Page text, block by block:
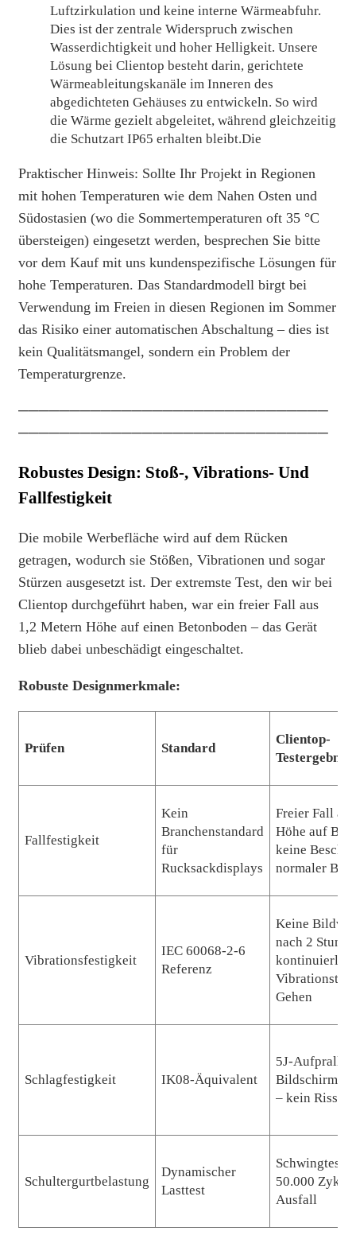
Luftzirkulation und keine interne Wärmeabfuhr.
Dies ist der zentrale Widerspruch zwischen
Wasserdichtigkeit und hoher Helligkeit. Unsere
Lösung bei Clientop besteht darin, gerichtete
Wärmeableitungskanäle im Inneren des
abgedichteten Gehäuses zu entwickeln. So wird
die Wärme gezielt abgeleitet, während gleichzeitig
die Schutzart IP65 erhalten bleibt.Die
Praktischer Hinweis: Sollte Ihr Projekt in Regionen
mit hohen Temperaturen wie dem Nahen Osten und
Südostasien (wo die Sommertemperaturen oft 35 °C
übersteigen) eingesetzt werden, besprechen Sie bitte
vor dem Kauf mit uns kundenspezifische Lösungen für
hohe Temperaturen. Das Standardmodell birgt bei
Verwendung im Freien in diesen Regionen im Sommer
das Risiko einer automatischen Abschaltung – dies ist
kein Qualitätsmangel, sondern ein Problem der
Temperaturgrenze.
──────────────────────────────
──────────────────────────────
Robustes Design: Stoß-, Vibrations- Und
Fallfestigkeit
Die mobile Werbefläche wird auf dem Rücken
getragen, wodurch sie Stößen, Vibrationen und sogar
Stürzen ausgesetzt ist. Der extremste Test, den wir bei
Clientop durchgeführt haben, war ein freier Fall aus
1,2 Metern Höhe auf einen Betonboden – das Gerät
blieb dabei unbeschädigt eingeschaltet.
Robuste Designmerkmale:
Prüfen Standard
Clientop-
Testergebnis
Fallfestigkeit
Kein
Branchenstandard
für
Rucksackdisplays
Freier Fall
Höhe auf
keine
normaler
Vibrationsfestigkeit
IEC 60068-2-6
Referenz
Keine
nach 2
Gehen
Schlagfestigkeit IK08-Äquivalent
5J-Aufprall
– kein Riss
Schultergurtbelastung
Dynamischer
Lasttest
Schwingtest
50.000
Ausfall